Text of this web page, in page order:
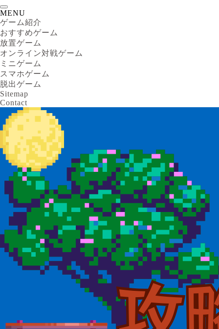
MENU
ゲーム紹介
おすすめゲーム
放置ゲーム
オンライン対戦ゲーム
ミニゲーム
スマホゲーム
脱出ゲーム
Sitemap
Contact